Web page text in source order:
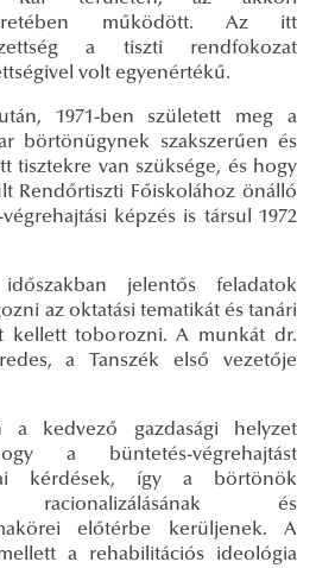
működött. Az itt
a tiszti rendfokozat
volt egyenértékű.
1971-ben született meg a
börtönügynek szakszerűen és
tisztekre van szüksége, és hogy
Rendőrtiszti Főiskolához önálló
képzés is társul 1972
jelentős feladatok
az oktatási tematikát és tanári
kellett toborozni. A munkát dr.
a Tanszék első vezetője
kedvező gazdasági helyzet
a büntetés-végrehajtást
kérdések, így a börtönök
racionalizálásának és
előtérbe kerüljenek. A
a rehabilitációs ideológia